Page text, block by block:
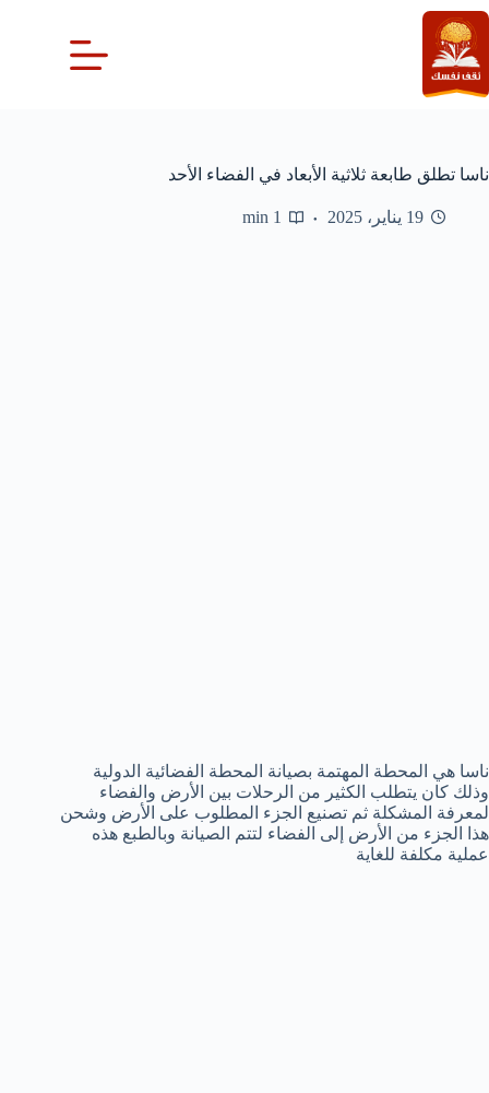
التجاوز
إلى
المحتوى
ناسا تطلق طابعة ثلاثية الأبعاد في الفضاء الأحد
19 يناير، 2025 1 min
ناسا هي المحطة المهتمة بصيانة المحطة الفضائية الدولية
وذلك كان يتطلب الكثير من الرحلات بين الأرض والفضاء
لمعرفة المشكلة ثم تصنيع الجزء المطلوب على الأرض وشحن
هذا الجزء من الأرض إلى الفضاء لتتم الصيانة وبالطبع هذه
عملية مكلفة للغاية